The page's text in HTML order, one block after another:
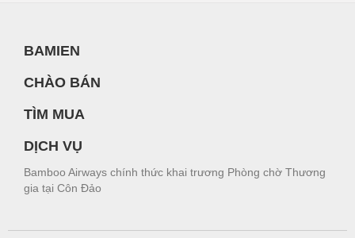
BAMIEN
CHÀO BÁN
TÌM MUA
DỊCH VỤ
Bamboo Airways chính thức khai trương Phòng chờ Thương
gia tại Côn Đảo